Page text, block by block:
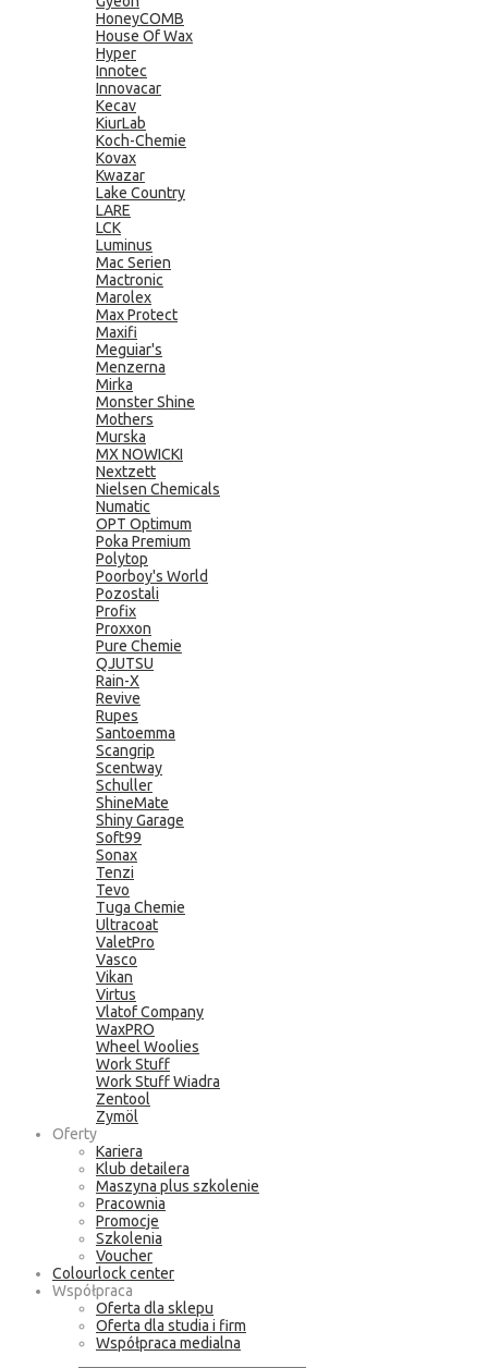
HoneyCOMB
House Of Wax
Hyper
Innotec
Innovacar
Kecav
KiurLab
Koch-Chemie
Kovax
Kwazar
Lake Country
LARE
LCK
Luminus
Mac Serien
Mactronic
Marolex
Max Protect
Maxifi
Meguiar's
Menzerna
Mirka
Monster Shine
Mothers
Murska
MX NOWICKI
Nextzett
Nielsen Chemicals
Numatic
OPT Optimum
Poka Premium
Polytop
Poorboy's World
Pozostali
Profix
Proxxon
Pure Chemie
QJUTSU
Rain-X
Revive
Rupes
Santoemma
Scangrip
Scentway
Schuller
ShineMate
Shiny Garage
Soft99
Sonax
Tenzi
Tevo
Tuga Chemie
Ultracoat
ValetPro
Vasco
Vikan
Virtus
Vlatof Company
WaxPRO
Wheel Woolies
Work Stuff
Work Stuff Wiadra
Zentool
Zymöl
Oferty
Kariera
Klub detailera
Maszyna plus szkolenie
Pracownia
Promocje
Szkolenia
Voucher
Colourlock center
Współpraca
Oferta dla sklepu
Oferta dla studia i firm
Współpraca medialna